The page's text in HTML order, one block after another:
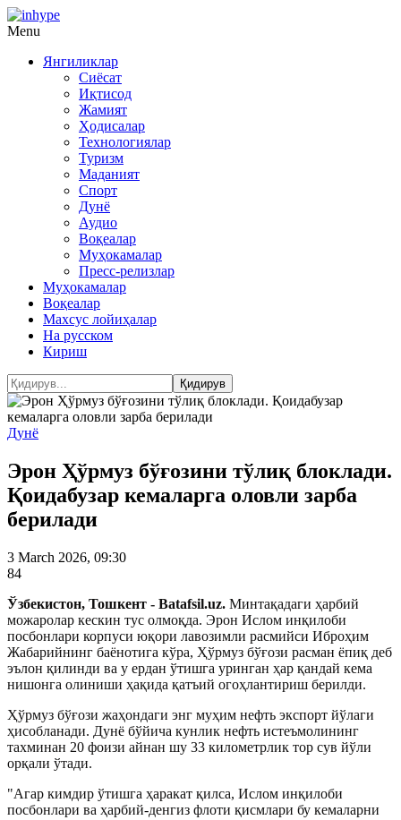
Menu
Янгиликлар
Сиёсат
Иқтисод
Жамият
Ҳодисалар
Технологиялар
Туризм
Маданият
Спорт
Дунё
Аудио
Воқеалар
Муҳокамалар
Пресс-релизлар
Муҳокамалар
Воқеалар
Махсус лойиҳалар
На русском
Кириш
Дунё
Эрон Ҳўрмуз бўғозини тўлиқ блоклади.
Қоидабузар кемаларга оловли зарба
берилади
3 March 2026, 09:30
84
Ўзбекистон, Тошкент - Batafsil.uz. Минтақадаги ҳарбий
можаролар кескин тус олмоқда. Эрон Ислом инқилоби
посбонлари корпуси юқори лавозимли расмийси Иброҳим
Жабарийнинг баёнотига кўра, Ҳўрмуз бўғози расман ёпиқ деб
эълон қилинди ва у ердан ўтишга уринган ҳар қандай кема
нишонга олиниши ҳақида қатъий огоҳлантириш берилди.
Ҳўрмуз бўғози жаҳондаги энг муҳим нефть экспорт йўлаги
ҳисобланади. Дунё бўйича кунлик нефть истеъмолининг
тахминан 20 фоизи айнан шу 33 километрлик тор сув йўли
орқали ўтади.
"Агар кимдир ўтишга ҳаракат қилса, Ислом инқилоби
посбонлари ва ҳарбий-денгиз флоти қисмлари бу кемаларни